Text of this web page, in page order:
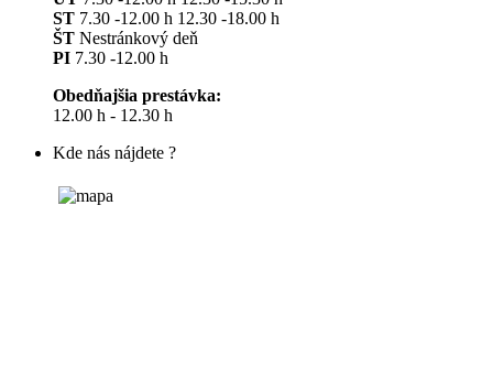
ST 7.30 -12.00 h 12.30 -18.00 h
ŠT Nestránkový deň
PI 7.30 -12.00 h
Obedňajšia prestávka:
12.00 h - 12.30 h
Kde nás nájdete ?